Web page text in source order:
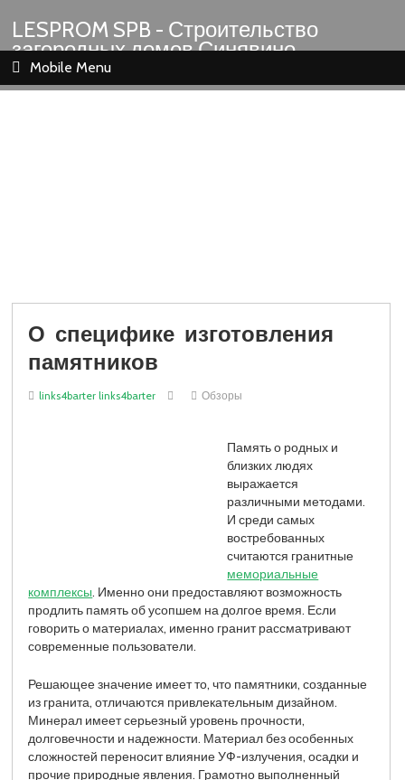
LESPROM SPB - Строительство
загородных домов Синявино
Шлиссельбург Кировск Назия
Mobile Menu
О специфике изготовления
памятников
links4barter links4barter Обзоры
Память о родных и
близких людях
выражается
различными методами.
И среди самых
востребованных
считаются гранитные
мемориальные
комплексы. Именно они предоставляют возможность
продлить память об усопшем на долгое время. Если
говорить о материалах, именно гранит рассматривают
современные пользователи.
Решающее значение имеет то, что памятники, созданные
из гранита, отличаются привлекательным дизайном.
Минерал имеет серьезный уровень прочности,
долговечности и надежности. Материал без особенных
сложностей переносит влияние УФ-излучения, осадки и
прочие природные явления. Грамотно выполненный